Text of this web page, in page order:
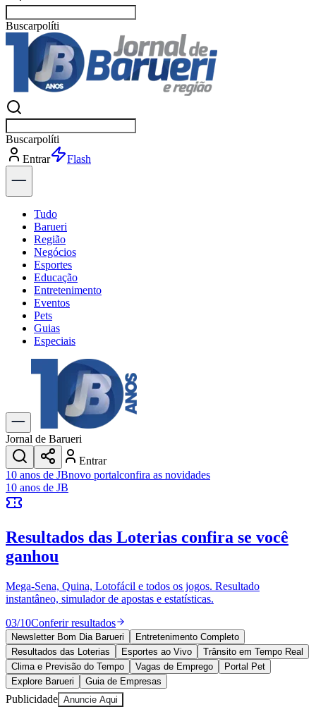
Buscarnotíc
Buscarnotí
Entrar
Explorar
Tudo
Barueri
Região
Negócios
Esportes
Educação
Entretenimento
Eventos
Pets
Guias
Especiais
Explore Tudo
Últimas Notícias
Previsão do Tempo
Trânsito e Rotas
Dia a Dia & Lazer
Transportes
Gastronomia
Cinema & Shows
JogosNovo
Anuncie no Portal
Cadastrar Empresa
Divulgar Vagas
Política
Esportes
Saúde
Segurança
Cultura
Meio Ambiente
Obras
Educação
Jornal de Barueri
Entrar
10 anos de JBnovo portalconfira as novidades
10 anos de JB
Resultados das Loterias confira se você
ganhou
Mega-Sena, Quina, Lotofácil e todos os jogos. Resultado
instantâneo, simulador de apostas e estatísticas.
03/10Conferir resultados
Newsletter Bom Dia Barueri
Entretenimento Completo
Resultados das Loterias
Esportes ao Vivo
Trânsito em Tempo Real
Clima e Previsão do Tempo
Vagas de Emprego
Portal Pet
Explore Barueri
Guia de Empresas
Publicidade Anuncie Aqui